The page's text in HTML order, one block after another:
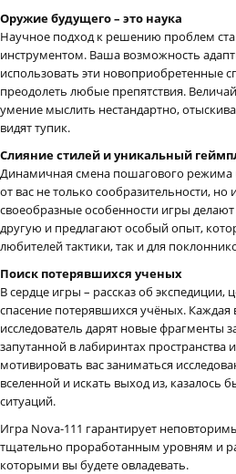
Оружие будущего – это наука
Научное подход к решению проблем
инструментом. Ваша возможность
использовать эти новоприобретенные
преодолеть любые препятствия.
умение мыслить нестандартно,
видят тупик.
Слияние стилей и уникальный
Динамичная смена пошагового режима
от вас не только сообразительности, но
своеобразные особенности игры
другую и предлагают особый опыт,
любителей тактики, так и для
Поиск потерявшихся ученых
В сердце игры – рассказ об экспедиции,
спасение потерявшихся учёных.
исследователь дарят новые фрагменты
запутанной в лабиринтах пространства
мотивировать вас заниматься
вселенной и искать выход из, казалось
ситуаций.
Игра Nova-111 гарантирует
тщательно проработанным уровням и
которыми вы будете овладевать.